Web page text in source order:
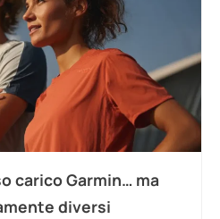
carico Garmin… ma
diversi